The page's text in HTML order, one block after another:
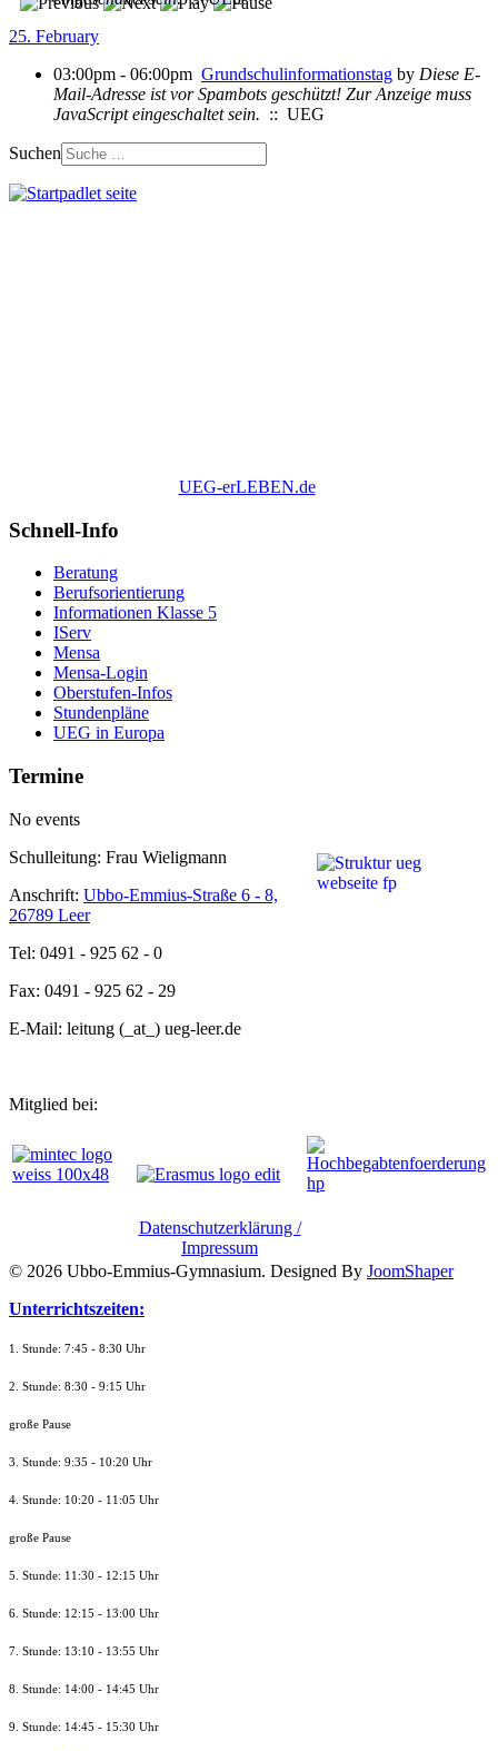
25. February
03:00pm - 06:00pm Grundschulinformationstag by Diese E-
Mail-Adresse ist vor Spambots geschützt! Zur Anzeige muss
JavaScript eingeschaltet sein. :: UEG
Suchen
UEG-erLEBEN.de
Schnell-Info
Beratung
Berufsorientierung
Informationen Klasse 5
IServ
Mensa
Mensa-Login
Oberstufen-Infos
Stundenpläne
UEG in Europa
Termine
No events
Schulleitung: Frau Wieligmann
Anschrift: Ubbo-Emmius-Straße 6 - 8,
26789 Leer
Tel: 0491 - 925 62 - 0
Fax: 0491 - 925 62 - 29
E-Mail: leitung (_at_) ueg-leer.de
Mitglied bei:
Datenschutzerklärung /
Impressum
© 2026 Ubbo-Emmius-Gymnasium. Designed By JoomShaper
Unterrichtszeiten:
1. Stunde: 7:45 - 8:30 Uhr
2. Stunde: 8:30 - 9:15 Uhr
große Pause
3. Stunde: 9:35 - 10:20 Uhr
4. Stunde: 10:20 - 11:05 Uhr
große Pause
5. Stunde: 11:30 - 12:15 Uhr
6. Stunde: 12:15 - 13:00 Uhr
7. Stunde: 13:10 - 13:55 Uhr
8. Stunde: 14:00 - 14:45 Uhr
9. Stunde: 14:45 - 15:30 Uhr